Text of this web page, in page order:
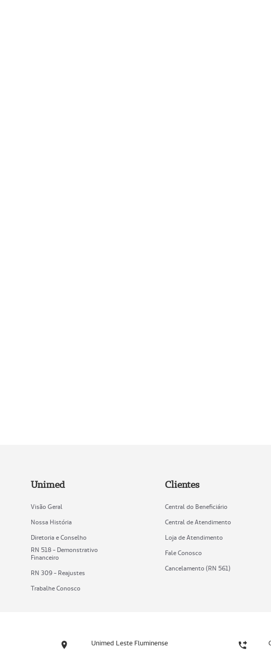
Unimed
Visão Geral
Nossa História
Diretoria e Conselho
RN 518 - Demonstrativo
Financeiro
RN 309 - Reajustes
Trabalhe Conosco
Clientes
Central do Beneficiário
Central de Atendimento
Loja de Atendimento
Fale Conosco
Cancelamento (RN 561)
Unimed Leste Fluminense